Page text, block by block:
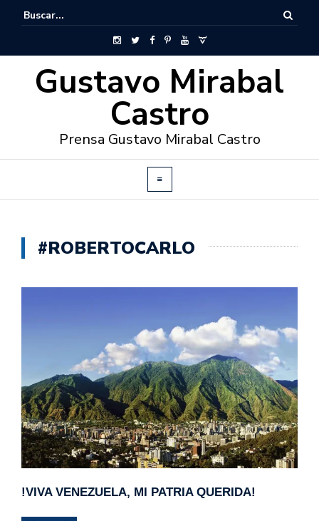
Gustavo Mirabal
Castro
Prensa Gustavo Mirabal Castro
#ROBERTOCARLO
!VIVA VENEZUELA, MI PATRIA QUERIDA!